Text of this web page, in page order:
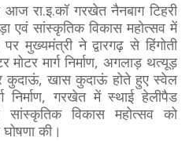
आज रा.इ.कॉ गरखेत नैनबाग टिहरी
एवं सांस्कृतिक विकास महोत्सव में
मुख्यमंत्री ने द्वारगढ़ से हिंगोती
मार्ग निर्माण, अगलाड़ थत्यूड़
कुदाऊं, खास कुदाऊं होते हुए स्वेल
निर्माण, गरखेत में स्थाई हेलीपैड
सांस्कृतिक विकास महोत्सव को
की।